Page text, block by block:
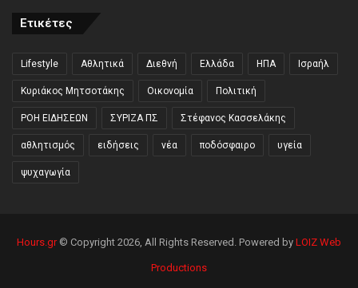
Ετικέτες
Lifestyle Αθλητικά Διεθνή Ελλάδα ΗΠΑ Ισραήλ
Κυριάκος Μητσοτάκης Οικονομία Πολιτική
ΡΟΗ ΕΙΔΗΣΕΩΝ ΣΥΡΙΖΑ ΠΣ Στέφανος Κασσελάκης
αθλητισμός ειδήσεις νέα ποδόσφαιρο υγεία
ψυχαγωγία
Hours.gr© Copyright 2026, All Rights Reserved. Powered by LOIZ Web
Productions